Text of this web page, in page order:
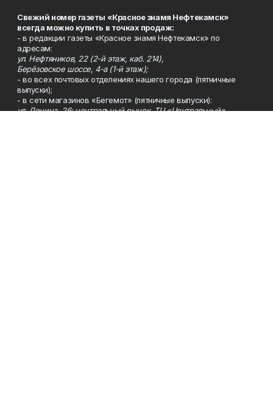
Свежий номер газеты «Красное знамя Нефтекамск»
всегда можно купить в точках продаж:
- в редакции газеты «Красное знамя Нефтекамск» по
адресам:
ул. Нефтяников, 22 (2-й этаж, каб. 214),
Берёзовское шоссе, 4-а (1-й этаж);
- во всех почтовых отделениях нашего города (пятничные
выпуски);
- в сети магазинов «Бегемот» (пятничные выпуски):
ул. Ленина, 26; центральный рынок, ТЦ «Центральный»,